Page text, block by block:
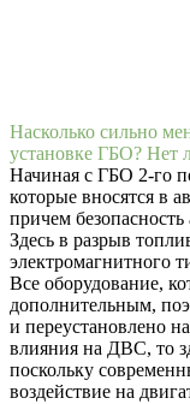
Насколько сильно
установке ГБО? Нет
Начиная с ГБО 2-го
которые вносятся в
причем
Здесь в разрыв
электромагнитного
Все оборудование,
дополнительным,
и переустановлено
влияния на ДВС, то
поскольку
воздействие на